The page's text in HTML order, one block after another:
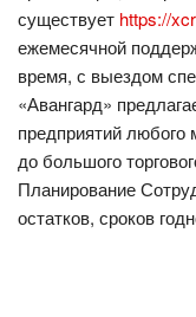
существует https://
ежемесячной
время, с выездом
«Авангард»
предприятий
до большого
Планирование
остатков, сроков